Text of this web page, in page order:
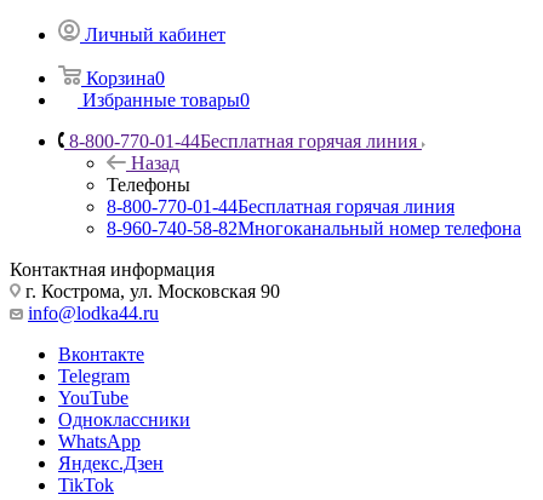
Личный кабинет
Корзина0
Избранные товары0
8-800-770-01-44Бесплатная горячая линия
Назад
Телефоны
8-800-770-01-44Бесплатная горячая линия
8-960-740-58-82Многоканальный номер телефона
Контактная информация
г. Кострома, ул. Московская 90
info@lodka44.ru
Вконтакте
Telegram
YouTube
Одноклассники
WhatsApp
Яндекс.Дзен
TikTok